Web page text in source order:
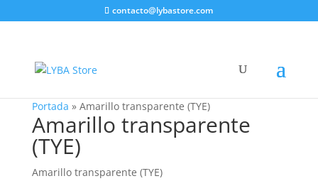
contacto@lybastore.com
Portada » Amarillo transparente (TYE)
Amarillo transparente
(TYE)
Amarillo transparente (TYE)